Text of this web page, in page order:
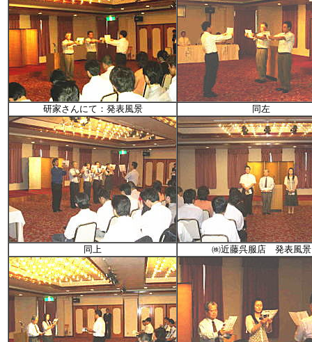
研家さんにて：発表風景 同左
同上 ㈱近藤呉服店 発表風景